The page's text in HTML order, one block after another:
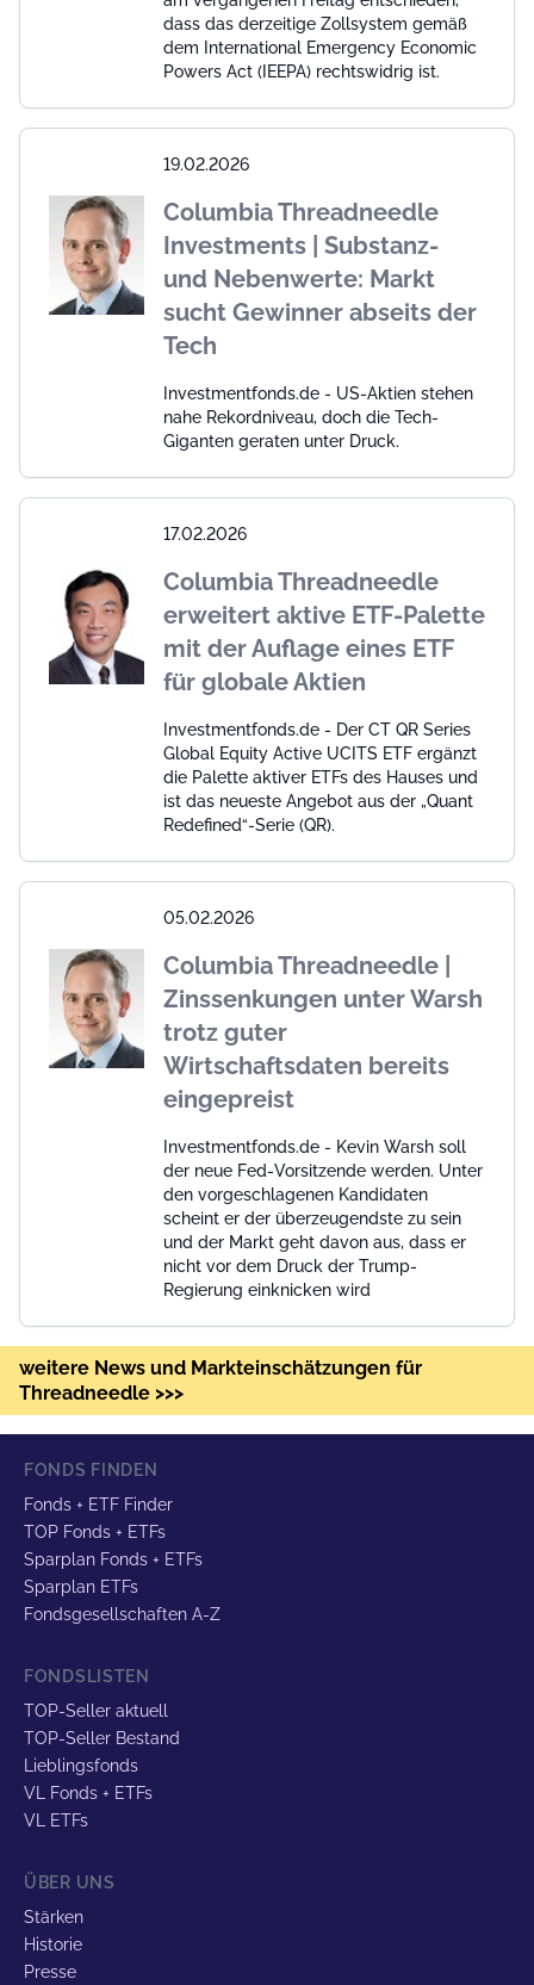
dass das derzeitige Zollsystem gemäß
dem International Emergency Economic
Powers Act (IEEPA) rechtswidrig ist.
19.02.2026
Columbia Threadneedle
Investments | Substanz-
und Nebenwerte: Markt
sucht Gewinner abseits der
Tech
Investmentfonds.de - US-Aktien stehen
nahe Rekordniveau, doch die Tech-
Giganten geraten unter Druck.
17.02.2026
Columbia Threadneedle
erweitert aktive ETF-Palette
mit der Auflage eines ETF
für globale Aktien
Investmentfonds.de - Der CT QR Series
Global Equity Active UCITS ETF ergänzt
die Palette aktiver ETFs des Hauses und
ist das neueste Angebot aus der „Quant
Redefined“-Serie (QR).
05.02.2026
Columbia Threadneedle |
Zinssenkungen unter Warsh
trotz guter
Wirtschaftsdaten bereits
eingepreist
Investmentfonds.de - Kevin Warsh soll
der neue Fed-Vorsitzende werden. Unter
den vorgeschlagenen Kandidaten
scheint er der überzeugendste zu sein
und der Markt geht davon aus, dass er
nicht vor dem Druck der Trump-
Regierung einknicken wird
weitere News und Markteinschätzungen für
Threadneedle >>>
FONDS FINDEN
Fonds + ETF Finder
TOP Fonds + ETFs
Sparplan Fonds + ETFs
Sparplan ETFs
Fondsgesellschaften A-Z
FONDSLISTEN
TOP-Seller aktuell
TOP-Seller Bestand
Lieblingsfonds
VL Fonds + ETFs
VL ETFs
ÜBER UNS
Stärken
Historie
Presse